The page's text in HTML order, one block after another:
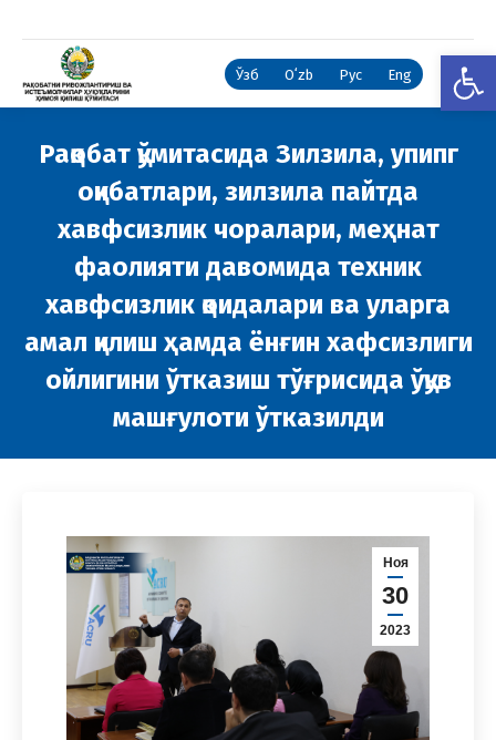
Ўзб Oʻzb Рус Eng
Рақобат қўмитасида Зилзила, упипг
оқибатлари, зилзила пайтда
хавфсизлик чоралари, меҳнат
фаолияти давомида техник
хавфсизлик қоидалари ва уларга
амал қилиш ҳамда ёнғин хафсизлиги
ойлигини ўтказиш тўғрисида ўқув
машғулоти ўтказилди
Ноя
30
2023